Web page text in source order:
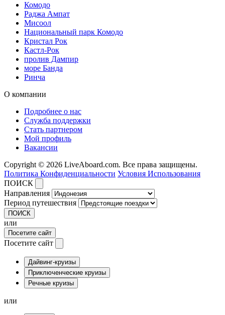
Комодо
Раджа Ампат
Мисоол
Национальный парк Комодо
Кристал Рок
Кастл-Рок
пролив Дампир
море Банда
Ринча
О компании
Подробнее о нас
Служба поддержки
Стать партнером
Мой профиль
Вакансии
Copyright © 2026 LiveAboard.com. Все права защищены.
Политика Конфиденциальности Условия Использования
ПОИСК
Направления
Период путешествия
ПОИСК
или
Посетите сайт
Посетите сайт
Дайвинг-круизы
Приключенческие круизы
Речные круизы
или